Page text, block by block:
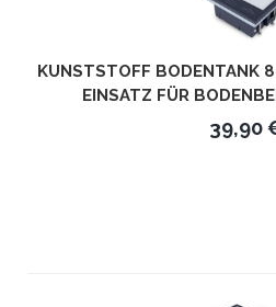
KUNSTSTOFF BODENTANK
EINSATZ FÜR
39,90